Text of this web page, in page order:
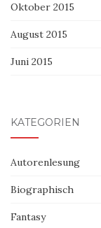
Oktober 2015
August 2015
Juni 2015
KATEGORIEN
Autorenlesung
Biographisch
Fantasy